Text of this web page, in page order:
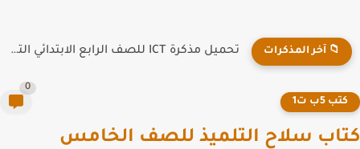
📁 آخر المذكرات تحميل مذكرة ICT للصف الرابع الابتدائي الترم الاول سؤال وجواب
5ب ت1
سلاح التلميذ للصف الخامس